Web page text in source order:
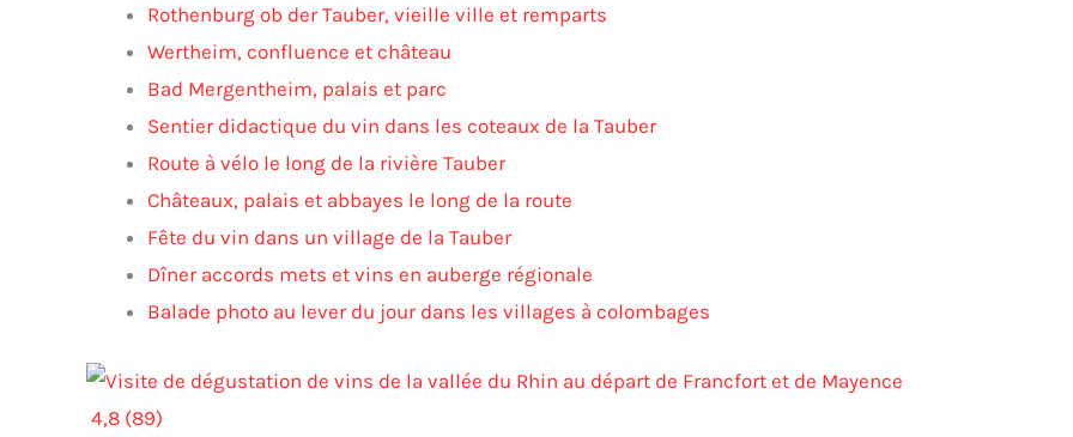
Rothenburg ob der Tauber, vieille ville et remparts
Wertheim, confluence et château
Bad Mergentheim, palais et parc
Sentier didactique du vin dans les coteaux de la Tauber
Route à vélo le long de la rivière Tauber
Châteaux, palais et abbayes le long de la route
Fête du vin dans un village de la Tauber
Dîner accords mets et vins en auberge régionale
Balade photo au lever du jour dans les villages à colombages
4,8 (89)